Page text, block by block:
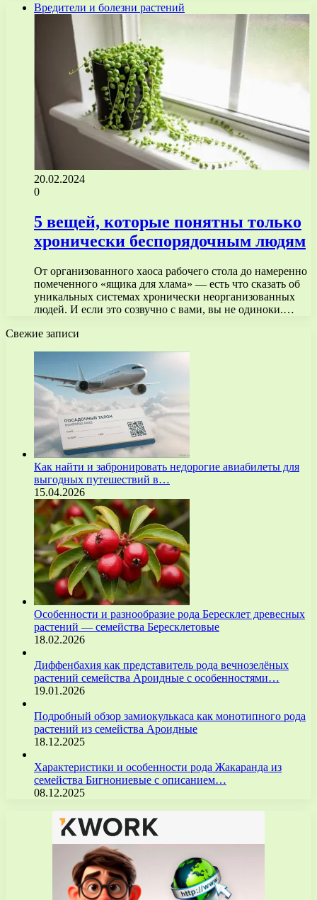
Вредители и болезни растений
20.02.2024
0
5 вещей, которые понятны только
хронически беспорядочным людям
От организованного хаоса рабочего стола до намеренно
помеченного «ящика для хлама» — есть что сказать об
уникальных системах хронически неорганизованных
людей. И если это созвучно с вами, вы не одиноки.…
Свежие записи
Как найти и забронировать недорогие авиабилеты для
выгодных путешествий в…
15.04.2026
Особенности и разнообразие рода Бересклет древесных
растений — семейства Бересклетовые
18.02.2026
Диффенбахия как представитель рода вечнозелёных
растений семейства Ароидные с особенностями…
19.01.2026
Подробный обзор замиокулькаса как монотипного рода
растений из семейства Ароидные
18.12.2025
Характеристики и особенности рода Жакаранда из
семейства Бигнониевые с описанием…
08.12.2025